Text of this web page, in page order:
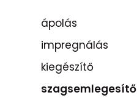
ápolás
impregnálás
kiegészítő
szagsemlegesítő